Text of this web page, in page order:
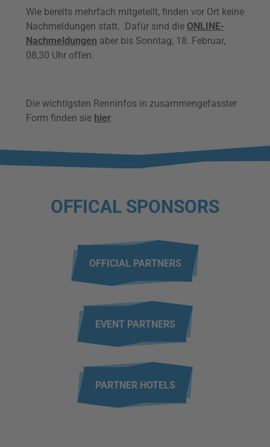
Wie bereits mehrfach mitgeteilt, finden vor Ort keine
Nachmeldungen statt. Dafür sind die ONLINE-
Nachmeldungen aber bis Sonntag, 18. Februar,
08,30 Uhr offen.
Die wichtigsten Renninfos in zusammengefasster
Form finden sie hier.
OFFICAL SPONSORS
OFFICIAL PARTNERS
EVENT PARTNERS
PARTNER HOTELS